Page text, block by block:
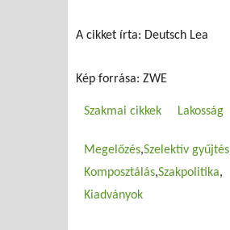
A cikket írta: Deutsch Lea
Kép forrása: ZWE
Szakmai cikkek Lakosság
Megelőzés Szelektív gyűjtés
Komposztálás Szakpolitika
Kiadványok